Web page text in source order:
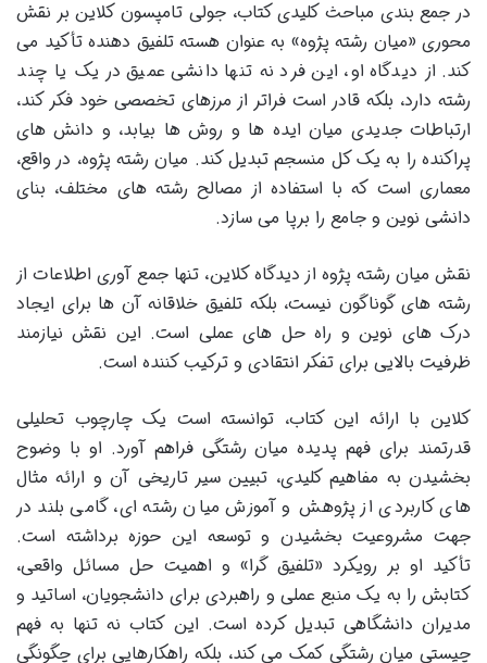
در جمع بندی مباحث کلیدی کتاب، جولی تامپسون کلاین بر نقش
محوری «میان رشته پژوه» به عنوان هسته تلفیق دهنده تأکید می
کند. از دیدگاه او، این فرد نه تنها دانشی عمیق در یک یا چند
رشته دارد، بلکه قادر است فراتر از مرزهای تخصصی خود فکر کند،
ارتباطات جدیدی میان ایده ها و روش ها بیابد، و دانش های
پراکنده را به یک کل منسجم تبدیل کند. میان رشته پژوه، در واقع،
معماری است که با استفاده از مصالح رشته های مختلف، بنای
دانشی نوین و جامع را برپا می سازد.
نقش میان رشته پژوه از دیدگاه کلاین، تنها جمع آوری اطلاعات از
رشته های گوناگون نیست، بلکه تلفیق خلاقانه آن ها برای ایجاد
درک های نوین و راه حل های عملی است. این نقش نیازمند
ظرفیت بالایی برای تفکر انتقادی و ترکیب کننده است.
کلاین با ارائه این کتاب، توانسته است یک چارچوب تحلیلی
قدرتمند برای فهم پدیده میان رشتگی فراهم آورد. او با وضوح
بخشیدن به مفاهیم کلیدی، تبیین سیر تاریخی آن و ارائه مثال
های کاربردی از پژوهش و آموزش میان رشته ای، گامی بلند در
جهت مشروعیت بخشیدن و توسعه این حوزه برداشته است.
تأکید او بر رویکرد «تلفیق گرا» و اهمیت حل مسائل واقعی،
کتابش را به یک منبع عملی و راهبردی برای دانشجویان، اساتید و
مدیران دانشگاهی تبدیل کرده است. این کتاب نه تنها به فهم
چیستی میان رشتگی کمک می کند، بلکه راهکارهایی برای چگونگی